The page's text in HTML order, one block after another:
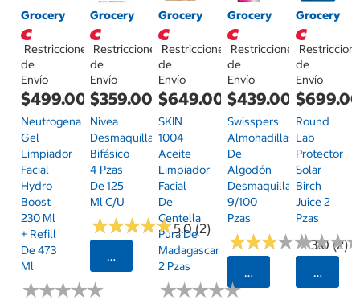
Grocery
Restricciones
de
Envío
$499.00
Neutrogena
Gel
Limpiador
Facial
Hydro
Boost
230 Ml
+ Refill
De 473
Ml
★★★★★
★★★★★
Grocery
Restricciones
de
Envío
$359.00
Nivea
Desmaquillante
Bifásico
4 Pzas
De 125
Ml C/u
★★★★★
★★★★★5.0 (2)
Seleccionar Código Postal
Grocery
Restricciones
de
Envío
$649.00
SKIN
1004
Aceite
Limpiador
Facial
De
Centella
Pura De
Madagascar
2 Pzas
★★★★★
★★★★★
Grocery
Restricciones
de
Envío
$439.00
Swisspers
Almohadillas
De
Algodón
Desmaquillantes
9/100
Pzas
★★★★★
★★★★★3.0 (2)
Seleccionar
Grocery
de
Envío
Round
Lab
Protector
Solar
Birch
Juice 2
Pzas
★★★
★★★